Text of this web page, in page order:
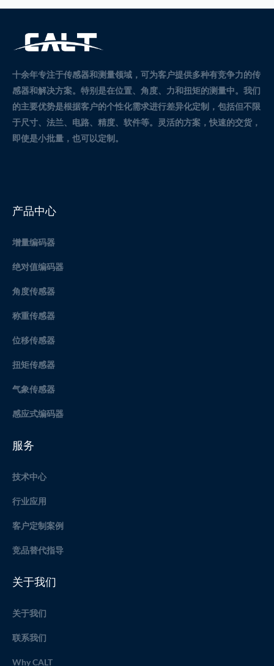
十余年专注于传感器和测量领域，可为客户提供多种有竞争力的传
感器和解决方案。 特别是在位置、角度、力和扭矩的测量中。 我们
的主要优势是根据客户的个性化需求进行差异化定制，包括但不限
于尺寸、法兰、电路、精度、软件等。灵活的方案，快速的交货，
即使是小批量，也可以定制。
产品中心
增量编码器
绝对值编码器
角度传感器
称重传感器
位移传感器
扭矩传感器
气象传感器
感应式编码器
服务
技术中心
行业应用
客户定制案例
竞品替代指导
关于我们
关于我们
联系我们
Why CALT